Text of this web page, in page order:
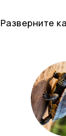
Разверните